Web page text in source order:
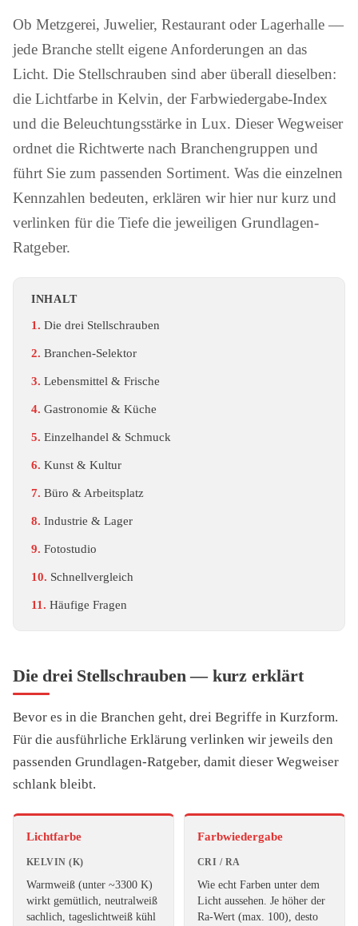
Ob Metzgerei, Juwelier, Restaurant oder Lagerhalle —
jede Branche stellt eigene Anforderungen an das
Licht. Die Stellschrauben sind aber überall dieselben:
die Lichtfarbe in Kelvin, der Farbwiedergabe-Index
und die Beleuchtungsstärke in Lux. Dieser Wegweiser
ordnet die Richtwerte nach Branchengruppen und
führt Sie zum passenden Sortiment. Was die einzelnen
Kennzahlen bedeuten, erklären wir hier nur kurz und
verlinken für die Tiefe die jeweiligen Grundlagen-
Ratgeber.
INHALT
Die drei Stellschrauben
Branchen-Selektor
Lebensmittel & Frische
Gastronomie & Küche
Einzelhandel & Schmuck
Kunst & Kultur
Büro & Arbeitsplatz
Industrie & Lager
Fotostudio
Schnellvergleich
Häufige Fragen
Die drei Stellschrauben — kurz erklärt
Bevor es in die Branchen geht, drei Begriffe in Kurzform.
Für die ausführliche Erklärung verlinken wir jeweils den
passenden Grundlagen-Ratgeber, damit dieser Wegweiser
schlank bleibt.
Lichtfarbe
KELVIN (K)
Warmweiß (unter ~3300 K)
wirkt gemütlich, neutralweiß
sachlich, tageslichtweiß kühl
Farbwiedergabe
CRI / RA
Wie echt Farben unter dem
Licht aussehen. Je höher der
Ra-Wert (max. 100), desto